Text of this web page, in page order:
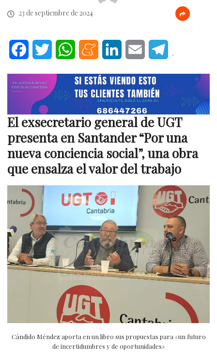
23 de septiembre de 2024
FacebookTwitter WhatsAppMeneameLinkedInEmail .
El exsecretario general de UGT
presenta en Santander “Por una
nueva conciencia social”, una obra
que ensalza el valor del trabajo
Cándido Méndez aporta en un libro sus propuestas para «un futuro
de incertidumbres y de oportunidades»